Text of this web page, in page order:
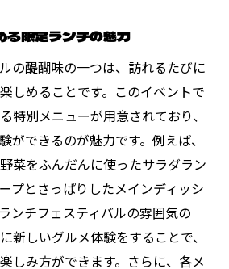
る限定ランチの魅力
の醍醐味の一つは、訪れるたびに
しめることです。このイベントで
特別メニューが用意されており、
ができるのが魅力です。例えば、
菜をふんだんに使ったサラダラン
プとさっぱりしたメインディッシ
ンチフェスティバルの雰囲気の
新しいグルメ体験をすることで、
しみ方ができます。さらに、各メ